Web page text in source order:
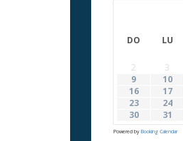
DO LU
2
3
9
10
16
17
23
24
30
31
Powered byBooking Calendar